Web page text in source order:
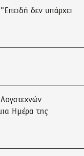
δεν υπάρχει
Ημέρα της